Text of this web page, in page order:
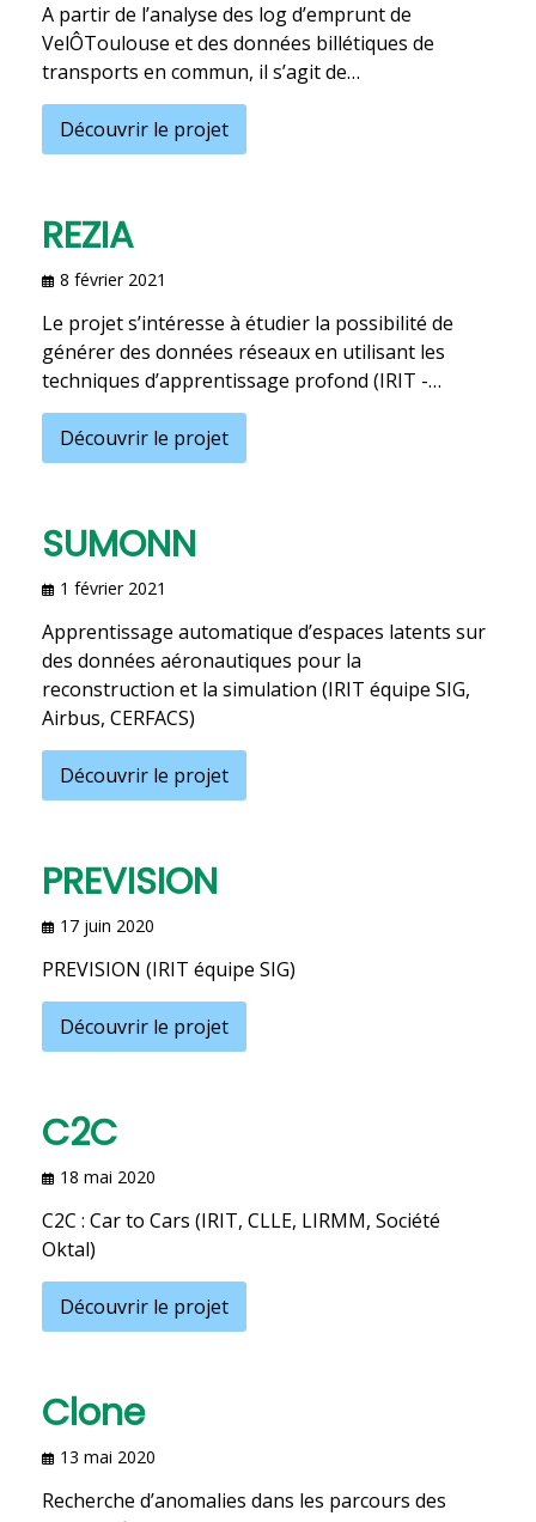
A partir de l’analyse des log d’emprunt de
VelÔToulouse et des données billétiques de
transports en commun, il s’agit de…
Découvrir le projet
REZIA
8 février 2021
Le projet s’intéresse à étudier la possibilité de
générer des données réseaux en utilisant les
techniques d’apprentissage profond (IRIT -…
Découvrir le projet
SUMONN
1 février 2021
Apprentissage automatique d’espaces latents sur
des données aéronautiques pour la
reconstruction et la simulation (IRIT équipe SIG,
Airbus, CERFACS)
Découvrir le projet
PREVISION
17 juin 2020
PREVISION (IRIT équipe SIG)
Découvrir le projet
C2C
18 mai 2020
C2C : Car to Cars (IRIT, CLLE, LIRMM, Société
Oktal)
Découvrir le projet
Clone
13 mai 2020
Recherche d’anomalies dans les parcours des